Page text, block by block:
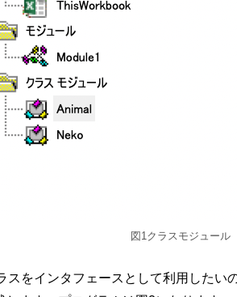
図1クラスモジュール
スをインタフェースとして利用したい